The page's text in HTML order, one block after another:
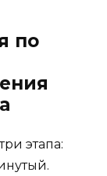
по
этапа: